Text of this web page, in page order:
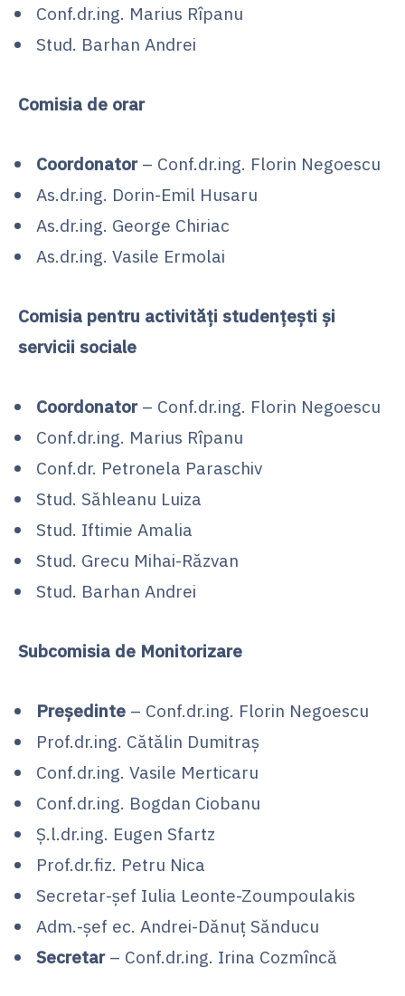
Conf.dr.ing. Marius Rîpanu
Stud. Barhan Andrei
Comisia de orar
Coordonator– Conf.dr.ing. Florin Negoescu
As.dr.ing. Dorin-Emil Husaru
As.dr.ing. George Chiriac
As.dr.ing. Vasile Ermolai
Comisia pentru activități studențești și
servicii sociale
Coordonator– Conf.dr.ing. Florin Negoescu
Conf.dr.ing. Marius Rîpanu
Conf.dr. Petronela Paraschiv
Stud. Săhleanu Luiza
Stud. Iftimie Amalia
Stud. Grecu Mihai-Răzvan
Stud. Barhan Andrei
Subcomisia de Monitorizare
Președinte – Conf.dr.ing. Florin Negoescu
Prof.dr.ing. Cătălin Dumitraș
Conf.dr.ing. Vasile Merticaru
Conf.dr.ing. Bogdan Ciobanu
Ș.l.dr.ing. Eugen Sfartz
Prof.dr.fiz. Petru Nica
Secretar-șef Iulia Leonte-Zoumpoulakis
Adm.-șef ec. Andrei-Dănuț Sănducu
Secretar– Conf.dr.ing. Irina Cozmîncă